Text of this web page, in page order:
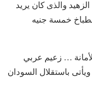
والذى كان يريد
السواق 10 جنيه والطباخ خمسة جنيه
… زعيم عربي
باستقلال السودان